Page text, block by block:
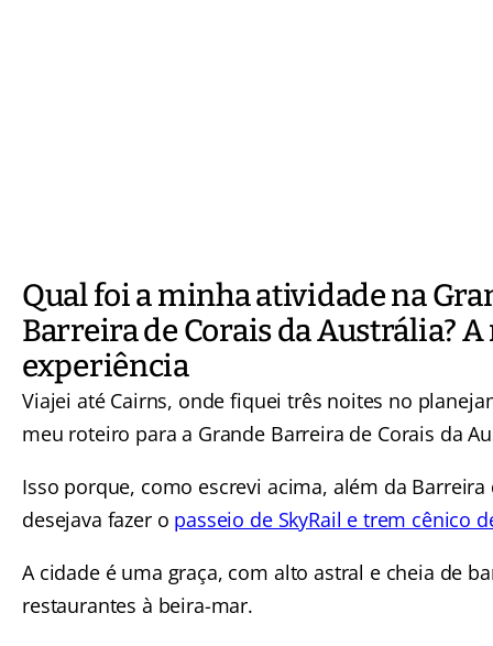
Qual foi a minha atividade na
Barreira de Corais da Austrália?
experiência
Viajei até Cairns, onde fiquei três noites no
meu roteiro para a Grande Barreira de Corais da
Isso porque, como escrevi acima, além da Barreira
desejava fazer o passeio de SkyRail e trem cênico
A cidade é uma graça, com alto astral e cheia de
restaurantes à beira-mar.